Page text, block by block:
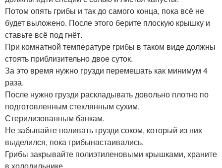
Потом опять грибы и так до самого конца, пока всё не
будет выложено. После этого берите плоскую крышку и
ставьте всё под гнёт.
При комнатной температуре грибы в таком виде должны
стоять приблизительно двое суток.
За это время нужно грузди перемешать как минимум 4
раза.
После нужно грузди раскладывать довольно плотно по
подготовленным стеклянным сухим.
Стерилизованным банкам.
Не забывайте поливать грузди соком, который из них
выделился, пока грибынастаивались.
Грибы закрывайте полиэтиленовыми крышками, храните